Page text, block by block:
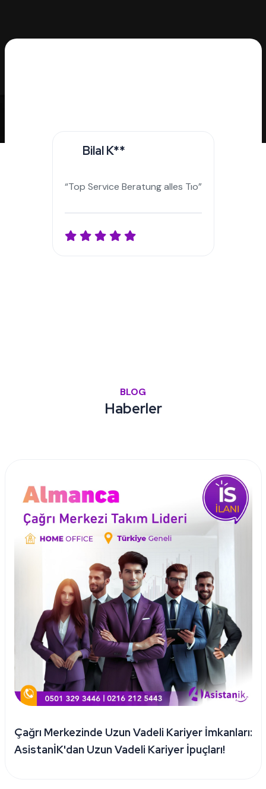
hoog. Hartelijk dank, hij heeft me enorm geholpen
BLOG
Haberler
Çağrı Merkezinde Uzun Vadeli Kariyer İmkanları:
AsistanİK'dan Uzun Vadeli Kariyer İpuçları!